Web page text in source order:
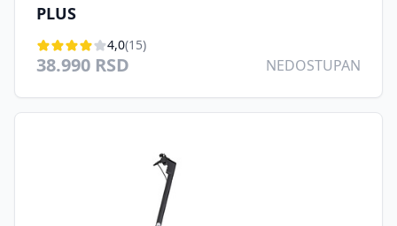
PLUS
4,0(15)
38.990 RSD NEDOSTUPAN